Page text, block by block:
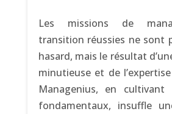
Les missions de
transition réussies ne sont
hasard, mais le résultat
minutieuse et de
Managenius, en cultivant
fondamentaux, insuffle